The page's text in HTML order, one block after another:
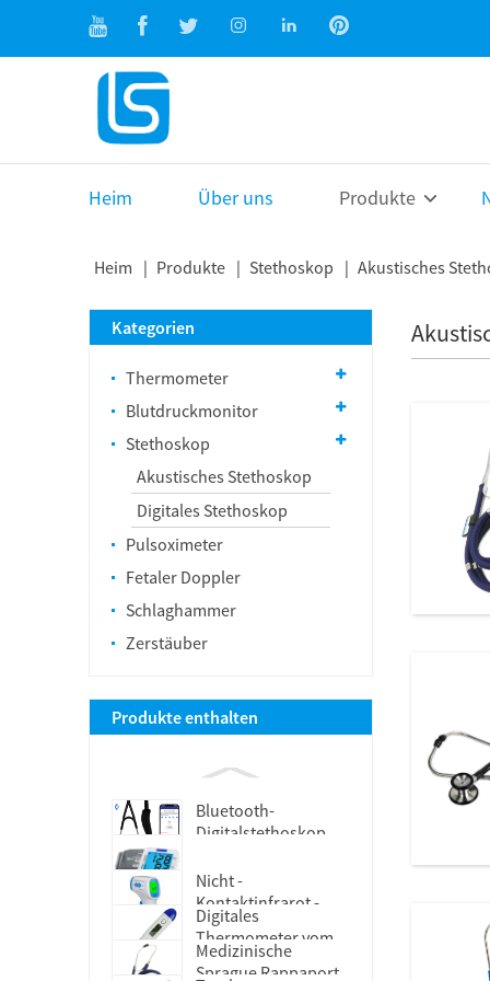
Heim Über uns Produkte
Heim Produkte Stethoskop Akustisches
Kategorien
Thermometer
Blutdruckmonitor
Stethoskop
Akustisches Stethoskop
Digitales Stethoskop
Pulsoximeter
Fetaler Doppler
Schlaghammer
Zerstäuber
Produkte enthalten
Bluetooth-
Digitalstethoskop
Hintergrundbeleuchtung Digital
BP Monitor -Maschine
Nicht -
Kontaktinfrarot -
Stirn -Thermometer
Digitales
Thermometer vom
Typ Flexible Tipp
Medizinische
Sprague Rappaport